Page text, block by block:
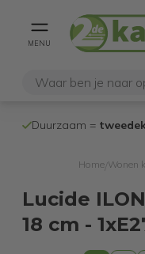
MENU
Duurzaam =
Home/ Wonen
Lucide
18 cm -